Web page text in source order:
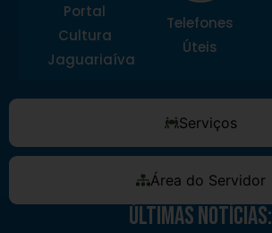
Serviços
Área do Servidor
Portal
Cultura
Jaguariaíva
Telefones
Úteis
Últimas Notícias: